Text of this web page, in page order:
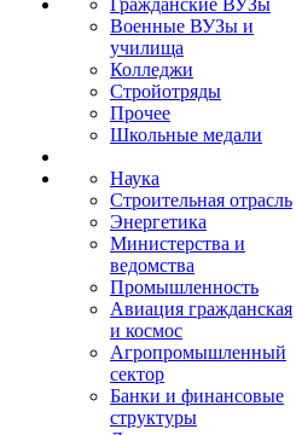
Гражданские ВУЗы
Военные ВУЗы и
училища
Колледжи
Стройотряды
Прочее
Школьные медали
Наука
Строительная отрасль
Энергетика
Министерства и
ведомства
Промышленность
Авиация гражданская
и космос
Агропромышленный
сектор
Банки и финансовые
структуры